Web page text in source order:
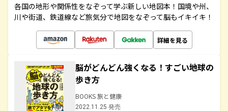
各国の地形や関係性をなぞって学ぶ新しい地図本！国境や州、
川や街道、鉄道線など旅気分で地図をなぞって脳もイキイキ！
詳細を見る
脳がどんどん強くなる！すごい地球の
歩き方
BOOKS 旅と健康
2022.11.25 発売